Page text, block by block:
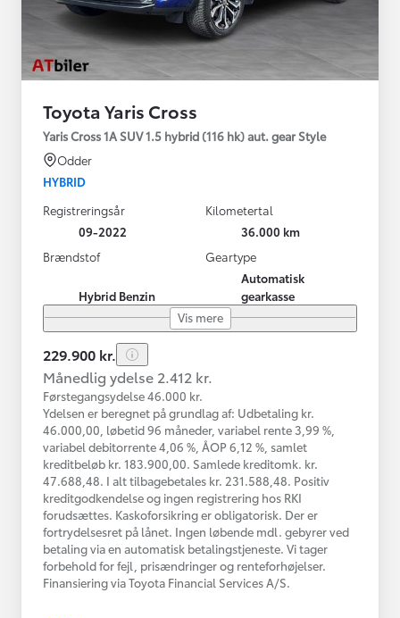
Toyota Yaris Cross
Yaris Cross 1A SUV 1.5 hybrid (116 hk) aut. gear Style
Odder
HYBRID
Registreringsår
09-2022
Kilometertal
36.000 km
Brændstof
Hybrid Benzin
Geartype
Automatisk
gearkasse
Vis mere
229.900 kr.
Månedlig ydelse 2.412 kr.
Førstegangsydelse 46.000 kr.
Ydelsen er beregnet på grundlag af: Udbetaling kr.
46.000,00, løbetid 96 måneder, variabel rente 3,99 %,
variabel debitorrente 4,06 %, ÅOP 6,12 %, samlet
kreditbeløb kr. 183.900,00. Samlede kreditomk. kr.
47.688,48. I alt tilbagebetales kr. 231.588,48. Positiv
kreditgodkendelse og ingen registrering hos RKI
forudsættes. Kaskoforsikring er obligatorisk. Der er
fortrydelsesret på lånet. Ingen løbende mdl. gebyrer ved
betaling via en automatisk betalingstjeneste. Vi tager
forbehold for fejl, prisændringer og renteforhøjelser.
Finansiering via Toyota Financial Services A/S.